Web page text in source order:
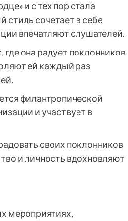
и с тех пор стала
стиль сочетает в себе
впечатляют слушателей.
где она радует поклонников
ей каждый раз
филантропической
и участвует в
своих поклонников
и личность вдохновляют
мероприятиях,